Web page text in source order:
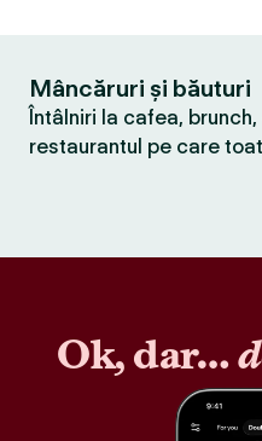
Mâncăruri și băuturi
Întâlniri la cafea,
restaurantul pe care
Ok, dar…